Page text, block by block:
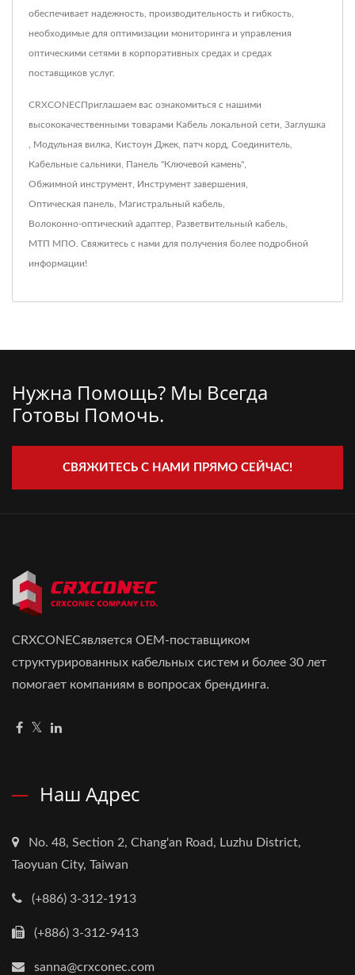
обеспечивает надежность, производительность и гибкость,
необходимые для оптимизации мониторинга и управления
оптическими сетями в корпоративных средах и средах
поставщиков услуг.
CRXCONECПриглашаем вас ознакомиться с нашими
высококачественными товарами Кабель локальной сети Заглушка
Модульная вилка Кистоун Джек патч корд Соединитель
Кабельные сальники Панель "Ключевой камень"
Обжимной инструмент Инструмент завершения
Оптическая панель Магистральный кабель
Волоконно-оптический адаптер Разветвительный кабель
МТП МПО Свяжитесь с нами для получения более подробной
информации!
Нужна Помощь? Мы Всегда
Готовы Помочь.
СВЯЖИТЕСЬ С НАМИ ПРЯМО СЕЙЧАС!
CRXCONECявляется OEM-поставщиком
структурированных кабельных систем и более 30 лет
помогает компаниям в вопросах брендинга.
Наш Адрес
No. 48, Section 2, Chang'an Road, Luzhu District,
Taoyuan City, Taiwan
(+886) 3-312-1913
(+886) 3-312-9413
sanna@crxconec.com